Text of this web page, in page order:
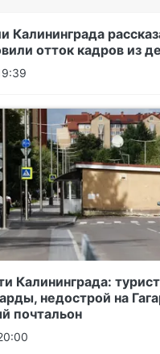
Калининграда
отток кадров из
Калининграда:
недострой на
почтальон